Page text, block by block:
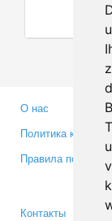
О нас
Политика
Правила
Контакты